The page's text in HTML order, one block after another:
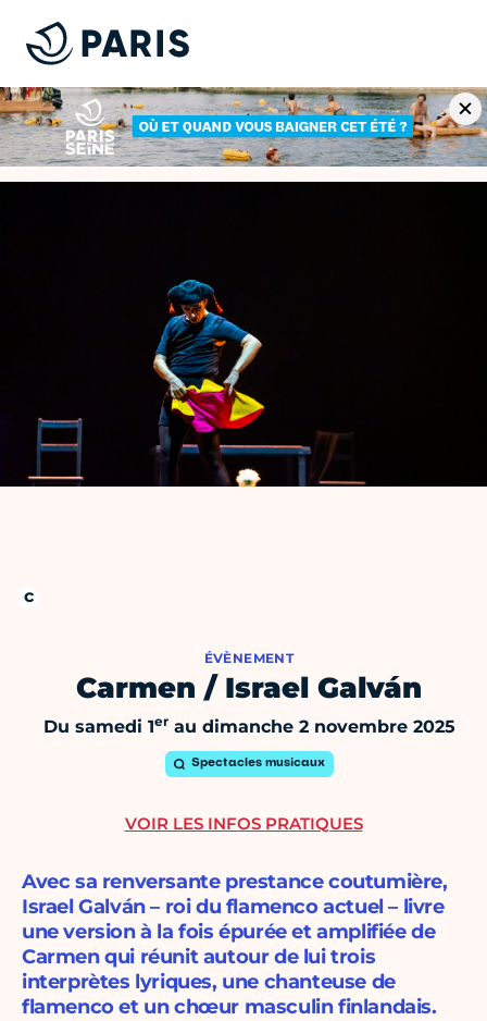
ÉVÈNEMENT
Carmen / Israel Galván
Du samedi 1erau dimanche 2 novembre 2025
Spectacles musicaux
Avec sa renversante prestance coutumière,
Israel Galván – roi du flamenco actuel – livre
une version à la fois épurée et amplifiée de
Carmen qui réunit autour de lui trois
interprètes lyriques, une chanteuse de
flamenco et un chœur masculin finlandais.
VOIR LES INFOS PRATIQUES